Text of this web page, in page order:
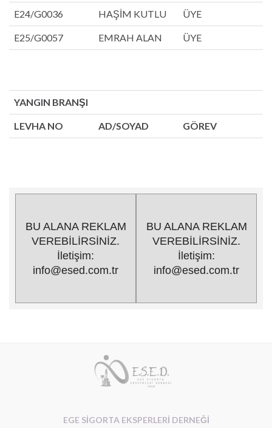
E24/G0036 HAŞİM KUTLU ÜYE
E25/G0057 EMRAH ALAN ÜYE
YANGIN BRANŞI
LEVHA NO AD/SOYAD GÖREV
BU ALANA REKLAM
VEREBİLİRSİNİZ.
İletişim:
info@esed.com.tr
BU ALANA REKLAM
VEREBİLİRSİNİZ.
İletişim:
info@esed.com.tr
EGE SİGORTA EKSPERLERİ DERNEĞİ